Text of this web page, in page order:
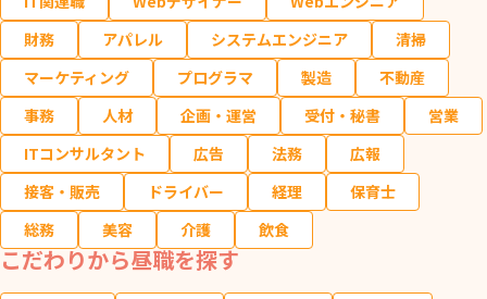
財務
アパレル システムエンジニア
清掃
マーケティング
プログラマ 製造
不動産
事務
人材 企画・運営 受付・秘書
営業
ITコンサルタント
広告 法務
広報
接客・販売
ドライバー 経理
保育士
総務
美容 介護 飲食
こだわりから昼職を探す